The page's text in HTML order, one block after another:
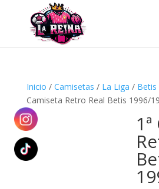
Búsqueda
productos
Inicio / Camisetas / La Liga / Betis
Camiseta Retro Real Betis 1996/